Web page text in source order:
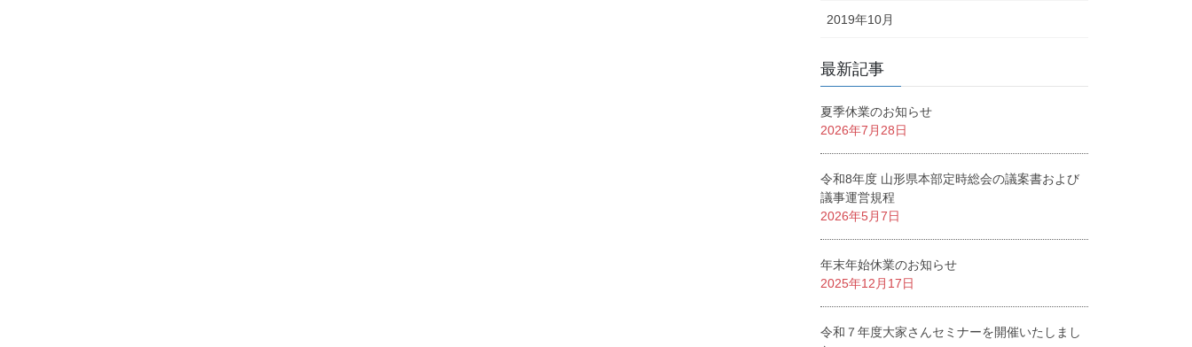
2019年10月
最新記事
夏季休業のお知らせ
2026年7月28日
令和8年度 山形県本部定時総会の議案書および
議事運営規程
2026年5月7日
年末年始休業のお知らせ
2025年12月17日
令和７年度大家さんセミナーを開催いたしまし